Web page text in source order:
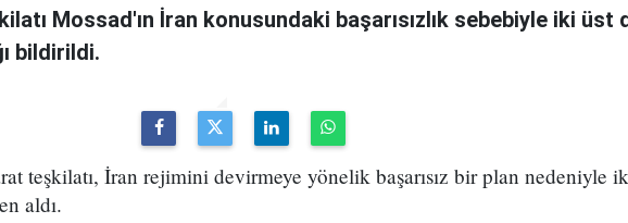
Mossad'ın İran konusundaki başarısızlık sebebiyle iki üst
bildirildi.
teşkilatı, İran rejimini devirmeye yönelik başarısız bir plan nedeniyle
aldı.